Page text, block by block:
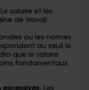
Le salaire et les
de travail
ou les normes
au seuil le
que le salaire
fondamentaux